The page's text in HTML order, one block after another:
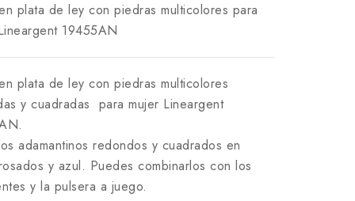
plata de ley con piedras multicolores para
19455AN
plata de ley con piedras multicolores
y cuadradas para mujer Lineargent
adamantinos redondos y cuadrados en
y azul. Puedes combinarlos con los
y la pulsera a juego.